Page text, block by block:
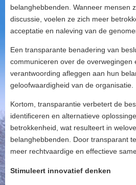
belanghebbenden. Wanneer mensen
discussie, voelen ze zich meer
acceptatie en naleving van de
Een transparante benadering van
communiceren over de
verantwoording afleggen aan hun
geloofwaardigheid van de organisatie.
Kortom, transparantie verbetert de
identificeren en alternatieve
betrokkenheid, wat resulteert in
belanghebbenden. Door transparant
meer rechtvaardige en effectieve
Stimuleert innovatief denken